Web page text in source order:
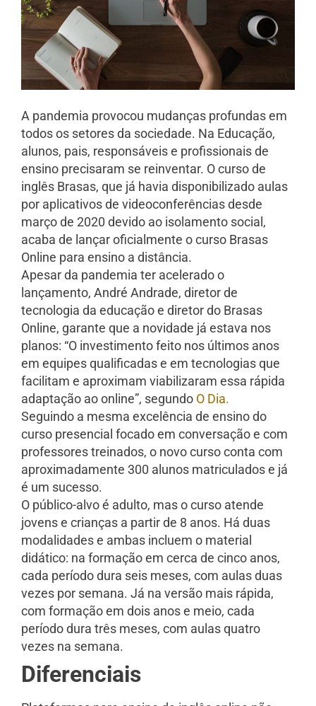
A pandemia provocou mudanças profundas em
todos os setores da sociedade. Na Educação,
alunos, pais, responsáveis e profissionais de
ensino precisaram se reinventar. O curso de
inglês Brasas, que já havia disponibilizado aulas
por aplicativos de videoconferências desde
março de 2020 devido ao isolamento social,
acaba de lançar oficialmente o curso Brasas
Online para ensino a distância.
Apesar da pandemia ter acelerado o
lançamento, André Andrade, diretor de
tecnologia da educação e diretor do Brasas
Online, garante que a novidade já estava nos
planos: “O investimento feito nos últimos anos
em equipes qualificadas e em tecnologias que
facilitam e aproximam viabilizaram essa rápida
adaptação ao online”, segundo O Dia.
Seguindo a mesma excelência de ensino do
curso presencial focado em conversação e com
professores treinados, o novo curso conta com
aproximadamente 300 alunos matriculados e já
é um sucesso.
O público-alvo é adulto, mas o curso atende
jovens e crianças a partir de 8 anos. Há duas
modalidades e ambas incluem o material
didático: na formação em cerca de cinco anos,
cada período dura seis meses, com aulas duas
vezes por semana. Já na versão mais rápida,
com formação em dois anos e meio, cada
período dura três meses, com aulas quatro
vezes na semana.
Diferenciais